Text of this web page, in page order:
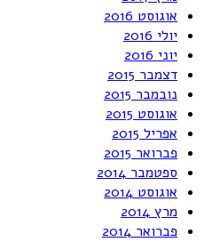
אוגוסט 2016
יולי 2016
יוני 2016
דצמבר 2015
נובמבר 2015
אוגוסט 2015
אפריל 2015
פברואר 2015
ספטמבר 2014
אוגוסט 2014
מרץ 2014
פברואר 2014